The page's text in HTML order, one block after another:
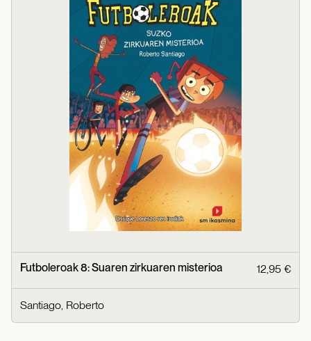
Futboleroak 8: Suaren zirkuaren misterioa 12,95 €
Santiago, Roberto